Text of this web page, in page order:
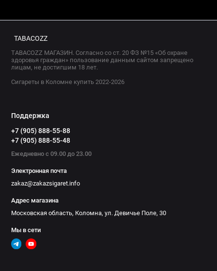
TABACOZZ
TABACOZZ МАГАЗИН. Согласно со ст. 20 ФЗ №15 «Об охране
здоровья граждан» пользование данным сайтом запрещено
лицам, не достигшим 18 лет.
Сигареты в Коломне купить 2022-2026
Поддержка
+7 (905) 888-55-88
+7 (905) 888-55-48
Ежедневно с 09.00 до 23.00
Электронная почта
zakaz@zakazsigaret.info
Адрес магазина
Московская область, Коломна, ул. Девичье Поле, 30
Мы в сети